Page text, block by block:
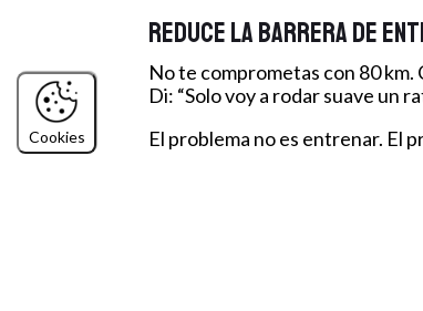
Reduce la barrera de
No te comprometas con 80
Di: “Solo voy a rodar suave un
El problema no es entrenar. El
Cookies